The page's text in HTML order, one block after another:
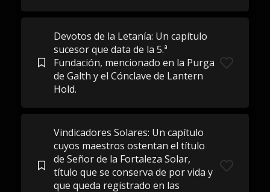
Devotos de la Letanía: Un capítulo
sucesor que data de la 5.ª
Fundación, mencionado en la Purga
de Galth y el Cónclave de Lantern
Hold.
Vindicadores Solares: Un capítulo
cuyos maestros ostentan el título
de Señor de la Fortaleza Solar,
título que se conserva de por vida y
que queda registrado en las